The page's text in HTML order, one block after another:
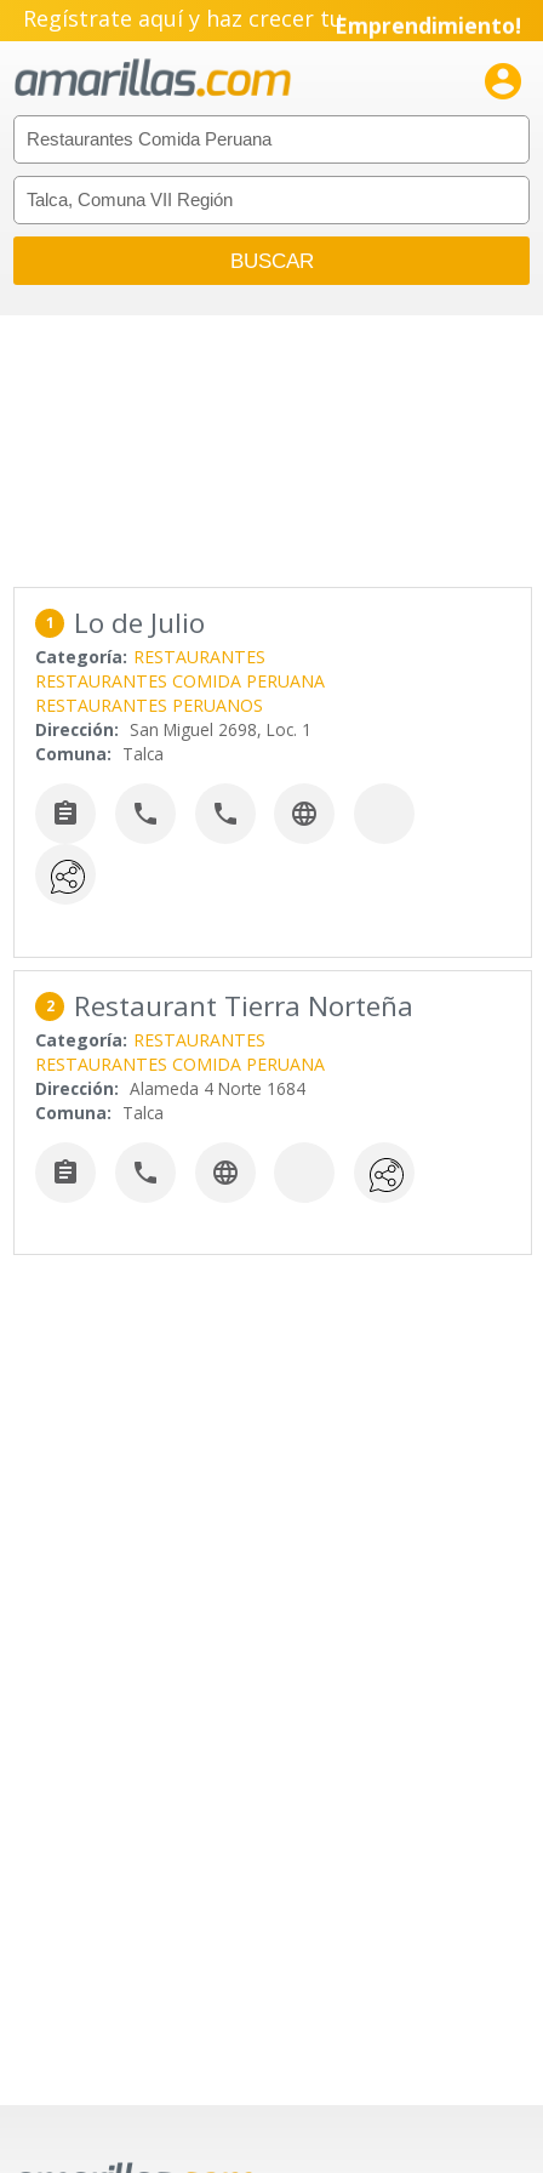
Regístrate aquí y haz crecer tuEmprendimiento!

1 Lo de Julio
Categoría: RESTAURANTES
RESTAURANTES COMIDA PERUANA
RESTAURANTES PERUANOS
Dirección: San Miguel 2698, Loc. 1
Comuna: Talca
   
2 Restaurant Tierra Norteña
Categoría: RESTAURANTES
RESTAURANTES COMIDA PERUANA
Dirección: Alameda 4 Norte 1684
Comuna: Talca
  